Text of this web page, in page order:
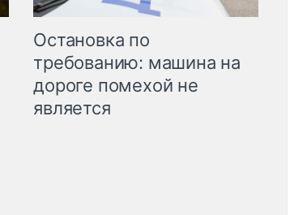
Остановка по
требованию: машина на
дороге помехой не
является